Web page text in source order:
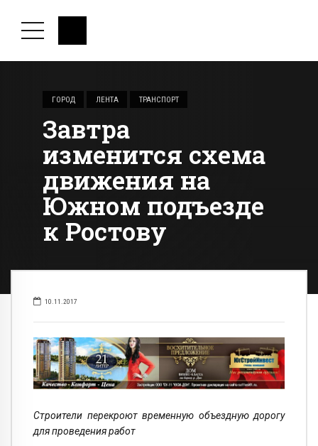
ГОРОД ЛЕНТА ТРАНСПОРТ
Завтра
изменится схема
движения на
Южном подъезде
к Ростову
10.11.2017
Строители перекроют временную объездную дорогу
для проведения работ